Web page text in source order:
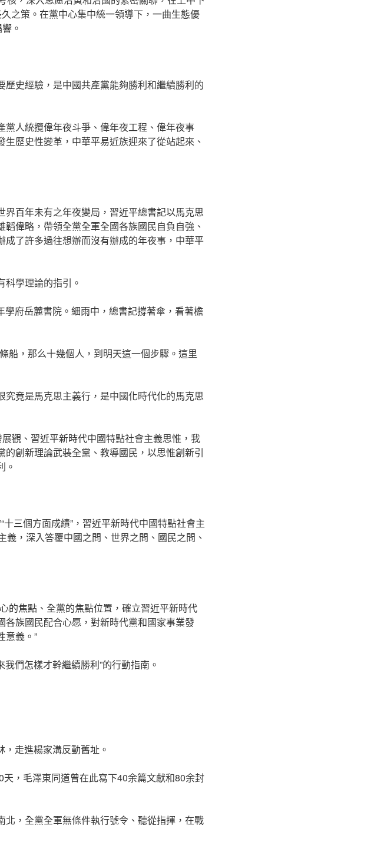
之策。在黨中心集中統一領導下，一曲生態優
。
史經驗，是中國共產黨能夠勝利和繼續勝利的
人統攬偉年夜斗爭、偉年夜工程、偉年夜事
歷史性變革，中華平易近族迎來了從站起來、
百年未有之年夜變局，習近平總書記以馬克思
偉略，帶領全黨全軍全國各族國民自負自強、
了許多過往想辦而沒有辦成的年夜事，中華平
學理論的指引。
府岳麓書院。細雨中，總書記撐著傘，看著檐
船，那么十幾個人，到明天這一個步驟。這里
竟是馬克思主義行，是中國化時代化的馬克思
觀、習近平新時代中國特點社會主義思惟，我
創新理論武裝全黨、教導國民，以思惟創新引
。
十三個方面成績”，習近平新時代中國特點社會主
，深入答覆中國之問、世界之問、國民之問、
的焦點、全黨的焦點位置，確立習近平新時代
族國民配合心愿，對新時代黨和國家事業發
意義。”
們怎樣才幹繼續勝利”的行動指南。
走進楊家溝反動舊址。
，毛澤東同道曾在此寫下40余篇文獻和80余封
，全黨全軍無條件執行號令、聽從指揮，在戰